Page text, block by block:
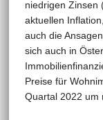
niedrigen Zinsen
aktuellen
auch die
sich auch in
Preise für
Quartal 2022 um